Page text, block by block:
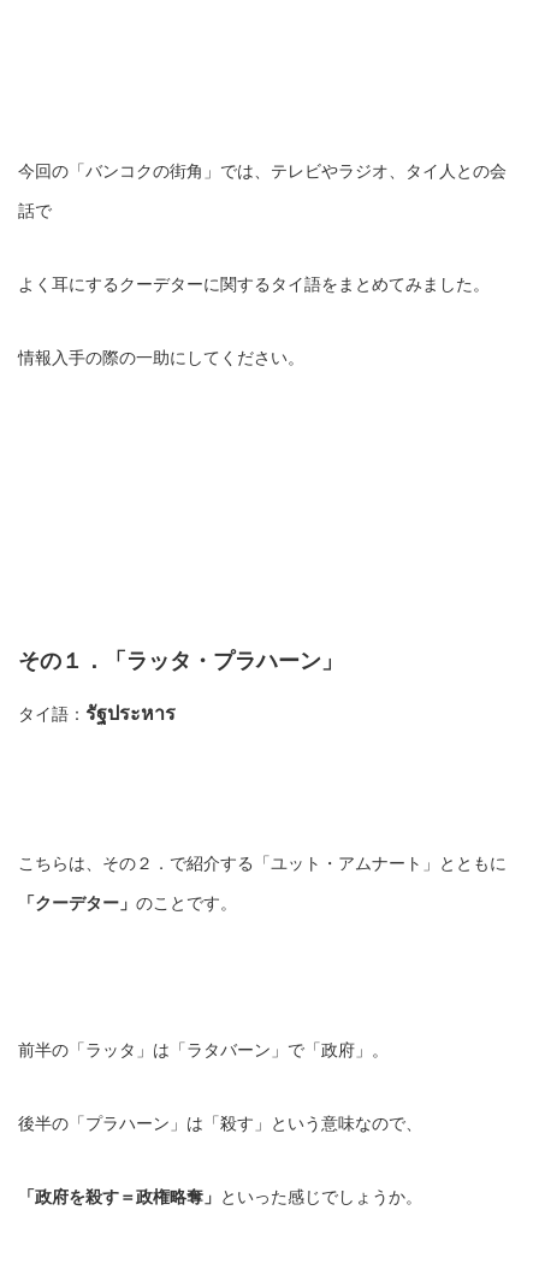
今回の「バンコクの街角」では、テレビやラジオ、タイ人との会
話で
よく耳にするクーデターに関するタイ語をまとめてみました。
情報入手の際の一助にしてください。
その１．「ラッタ・プラハーン」
タイ語： รัฐประหาร
こちらは、その２．で紹介する「ユット・アムナート」とともに
「クーデター」 のことです。
前半の「ラッタ」は「ラタバーン」で「政府」。
後半の「プラハーン」は「殺す」という意味なので、
「政府を殺す＝政権略奪」 といった感じでしょうか。